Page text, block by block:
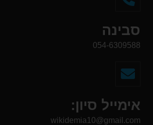
סבינה
054-6309588
אימייל סיון:
wikidemia10@gmail.com